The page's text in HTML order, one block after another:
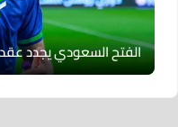
الفتح السعودي يجدد عقد